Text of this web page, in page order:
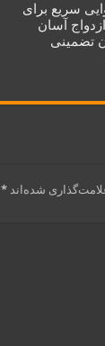
سریع برای
آسان
تضمینی
شده‌اند*